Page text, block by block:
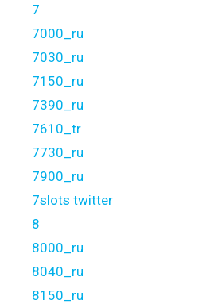
7
7000_ru
7030_ru
7150_ru
7390_ru
7610_tr
7730_ru
7900_ru
7slots twitter
8
8000_ru
8040_ru
8150_ru